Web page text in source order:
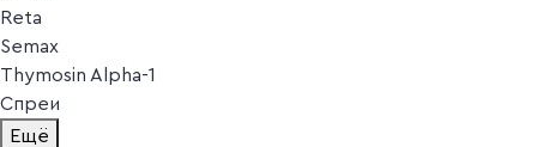
Reta
Semax
Thymosin Alpha-1
Спреи
Ещё